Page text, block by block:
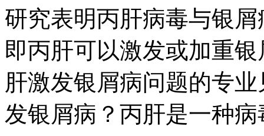
研究表明丙肝病毒与银
即丙肝可以激发或加重
肝激发银屑病问题的专
发银屑病？丙肝是一种